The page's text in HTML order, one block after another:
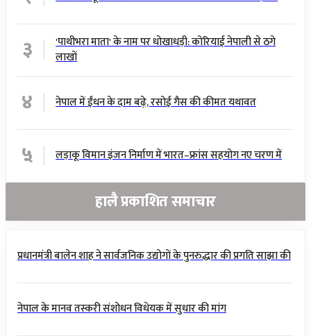
३
'पाथीभरा माता' के नाम पर धोखाधड़ी: कोरियाई नेपाली से ठगे
लाखों
४ नेपाल में ईंधन के दाम बढ़े, रसोई गैस की कीमत यथावत
५ लड़ाकू विमान इंजन निर्माण में भारत–फ्रांस सहयोग नए चरण में
हालै प्रकाशित समाचार
प्रधानमंत्री बालेन शाह ने सार्वजनिक उद्योगों के पुनरुद्धार की प्रगति साझा की
नेपाल के मानव तस्करी संशोधन विधेयक में सुधार की मांग